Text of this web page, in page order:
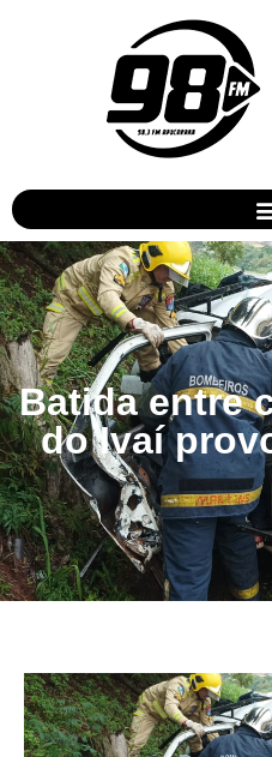
Batida entre
do Ivaí